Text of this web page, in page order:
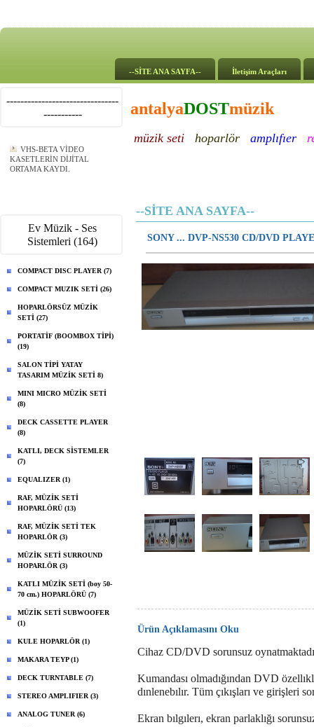
--SİTE ANA SAYFA-- İletişim Araçları
--------------------------------
-----------
VHS-BETA VİDEO
KASETLERİN DİJİTAL
ORTAMA KAYDI.
Ev Müzik - Ses
Sistemleri (164)
COMPACT DISC PLAYER (7)
COMPACT MUZIK SETİ (26)
HOPARLÖRSÜZ MÜZİK
SETİ (27)
PORTATİF (BOOMBOX TİPİ)
(19)
SALON TİPİ YATAY
TASARIM MÜZİK SETİ 8)
MINI MICRO MÜZİK SETİ
(8)
DECK CASSETTE PLAYER
(8)
KATLI, DECK SİSTEMLER
(7)
EQUALIZER (1)
RAF, MÜZİK SETİ
HOPARLÖRÜ (13)
RAF, MÜZİK SETİ TEK
HOPARLÖR (3)
MÜZİK SETİ SURROUND
HOPARLÖR (3)
KATLI MÜZİK SETİ (boy 50-
70 cm.) HOPARLÖRÜ (7)
MÜZİK SETİ SUBWOOFER
(1)
KULE HOPARLÖR (1)
MAKARA TEYP (1)
DECK TURNTABLE (7)
STEREO AMPLIFIER (3)
ANALOG TUNER (6)
antalyaDOSTmüzik
müzik seti hoparlör amplıfıer
--SİTE ANA SAYFA--
SONY ... DVP-NS530 CD/DVD
Ürün Açıklamasını Oku
Cihaz CD/DVD sorunsuz
Kumandası olmadığından DVD
dınlenebılır. Tüm çıkışları ve girişleri
Ekran bılgılerı, ekran parlaklığı